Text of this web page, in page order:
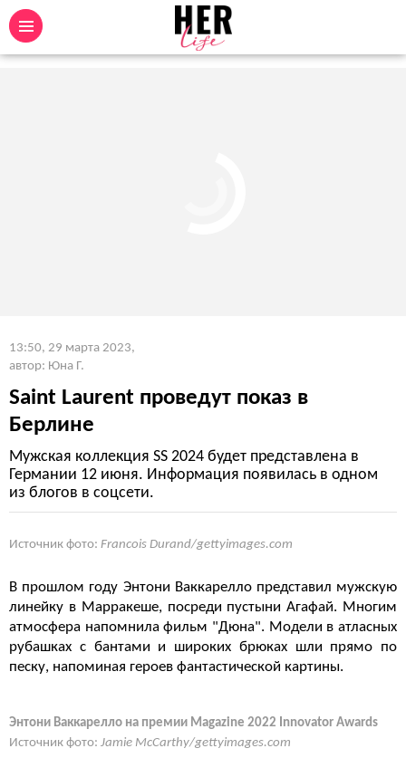
13:50, 29 марта 2023,
автор: Юна Г.
Saint Laurent проведут показ в
Берлине
Мужская коллекция SS 2024 будет представлена в
Германии 12 июня. Информация появилась в одном
из блогов в соцсети.
Источник фото: Francois Durand/gettyimages.com
В прошлом году Энтони Ваккарелло представил мужскую
линейку в Марракеше, посреди пустыни Агафай. Многим
атмосфера напомнила фильм "Дюна". Модели в атласных
рубашках с бантами и широких брюках шли прямо по
песку, напоминая героев фантастической картины.
Энтони Ваккарелло на премии Magazine 2022 Innovator Awards
Источник фото: Jamie McCarthy/gettyimages.com